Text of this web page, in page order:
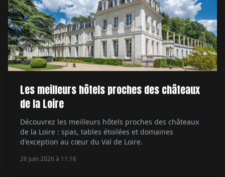
Les meilleurs hôtels proches des châteaux
de la Loire
Découvrez les meilleurs hôtels proches des châteaux
de la Loire : spas, tables étoilées et domaines
d'exception au cœur du Val de Loire.
26 juin 2026 à 11:16